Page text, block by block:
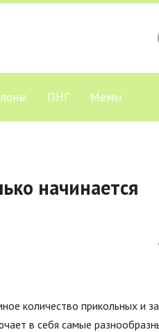
ПНГ Мемы
начинается
количество прикольных и
в себя самые